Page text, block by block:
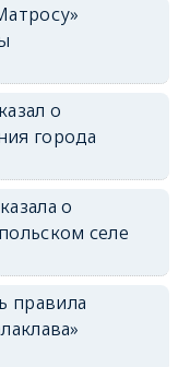
о
города
о
селе
правила